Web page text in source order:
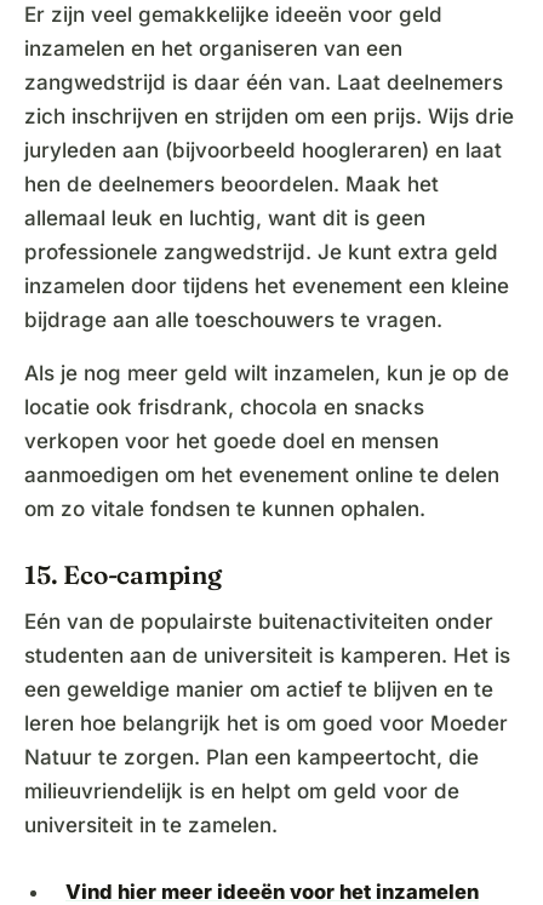
Er zijn veel gemakkelijke ideeën voor geld
inzamelen en het organiseren van een
zangwedstrijd is daar één van. Laat deelnemers
zich inschrijven en strijden om een prijs. Wijs drie
juryleden aan (bijvoorbeeld hoogleraren) en laat
hen de deelnemers beoordelen. Maak het
allemaal leuk en luchtig, want dit is geen
professionele zangwedstrijd. Je kunt extra geld
inzamelen door tijdens het evenement een kleine
bijdrage aan alle toeschouwers te vragen.
Als je nog meer geld wilt inzamelen, kun je op de
locatie ook frisdrank, chocola en snacks
verkopen voor het goede doel en mensen
aanmoedigen om het evenement online te delen
om zo vitale fondsen te kunnen ophalen.
15. Eco-camping
Eén van de populairste buitenactiviteiten onder
studenten aan de universiteit is kamperen. Het is
een geweldige manier om actief te blijven en te
leren hoe belangrijk het is om goed voor Moeder
Natuur te zorgen. Plan een kampeertocht, die
milieuvriendelijk is en helpt om geld voor de
universiteit in te zamelen.
Vind hier meer ideeën voor het inzamelen